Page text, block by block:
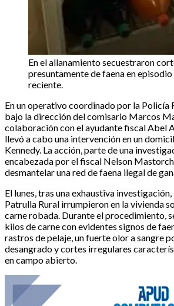
En el allanamiento secuestraron
presuntamente de faena en
reciente.
En un operativo coordinado por la Policía
bajo la dirección del comisario Marcos
colaboración con el ayudante fiscal Abel
llevó a cabo una intervención en un
Kennedy. La acción, parte de una
encabezada por el fiscal Nelson
desmantelar una red de faena ilegal de
El lunes, tras una exhaustiva
Patrulla Rural irrumpieron en la vivienda
carne robada. Durante el procedimiento,
kilos de carne con evidentes signos de
rastros de pelaje, un fuerte olor a sangre
desangrado y cortes irregulares
en campo abierto.